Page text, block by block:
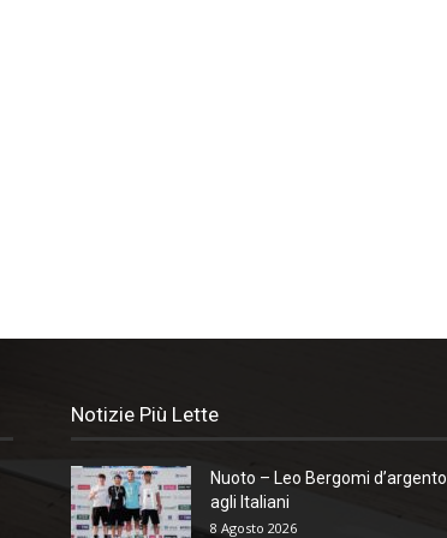
Notizie Più Lette
Nuoto – Leo Bergomi d’argento
agli Italiani
8 Agosto 2026